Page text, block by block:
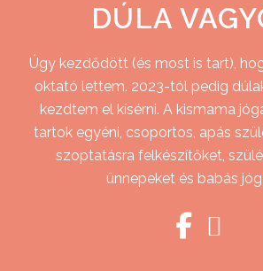
DÚLA
Úgy kezdődött (és most is tart),
oktató lettem. 2023-tól pedig
kezdtem el kísérni. A kismama
tartok egyéni, csoportos, apás
szoptatásra felkészítőket,
ünnepeket és babás